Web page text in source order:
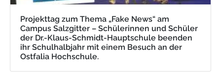
Projekttag zum Thema „Fake News“ am
Campus Salzgitter – Schülerinnen und Schüler
der Dr.-Klaus-Schmidt-Hauptschule beenden
ihr Schulhalbjahr mit einem Besuch an der
Ostfalia Hochschule.